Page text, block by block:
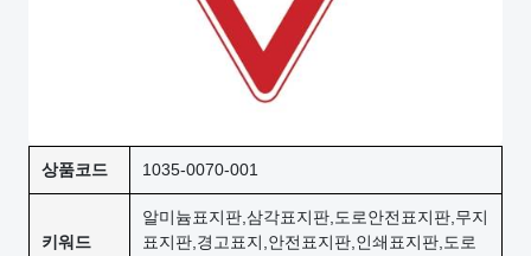
상품코드 1035-0070-001
키워드
알미늄표지판,삼각표지판,도로안전표지판,무지
표지판,경고표지,안전표지판,인쇄표지판,도로